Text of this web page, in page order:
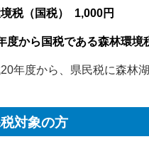
税（国税） 1,000円
度から国税である森林環境
年度から、県民税に森林
対象の方